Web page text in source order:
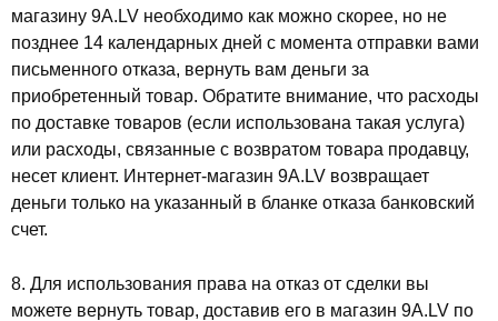
магазину 9A.LV необходимо как можно скорее, но не
позднее 14 календарных дней с момента отправки вами
письменного отказа, вернуть вам деньги за
приобретенный товар. Обратите внимание, что расходы
по доставке товаров (если использована такая услуга)
или расходы, связанные с возвратом товара продавцу,
несет клиент. Интернет-магазин 9A.LV возвращает
деньги только на указанный в бланке отказа банковский
счет.
8. Для использования права на отказ от сделки вы
можете вернуть товар, доставив его в магазин 9A.LV по